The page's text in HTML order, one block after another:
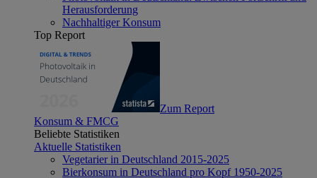
Herausforderung
Nachhaltiger Konsum
Top Report
Zum Report
Konsum & FMCG
Beliebte Statistiken
Aktuelle Statistiken
Vegetarier in Deutschland 2015-2025
Bierkonsum in Deutschland pro Kopf 1950-2025